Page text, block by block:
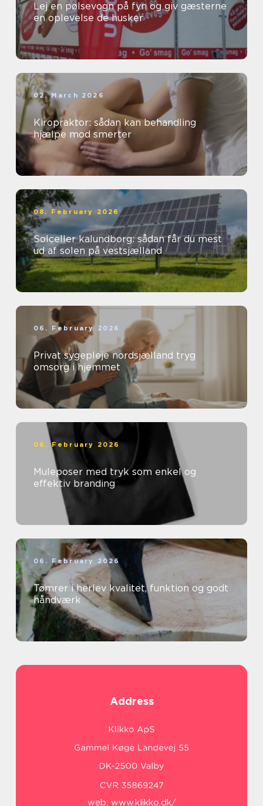
Lej en pølsevogn på fyn og giv gæsterne
en oplevelse de husker
02. March 2026
Kiropraktor: sådan kan behandling
hjælpe mod smerter
08. February 2026
Solceller kalundborg: sådan får du mest
ud af solen på vestsjælland
06. February 2026
Privat sygepleje nordsjælland tryg
omsorg i hjemmet
06. February 2026
Muleposer med tryk som enkel og
effektiv branding
06. February 2026
Tømrer i herlev kvalitet, funktion og godt
håndværk
Address
web: www.klikko.dk/